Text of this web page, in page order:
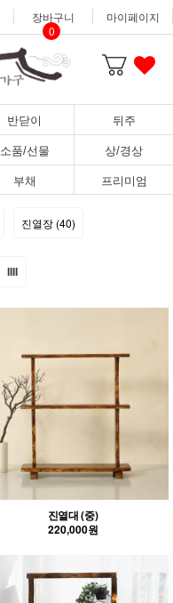
장바구니
0
마이페이지
반닫이 뒤주
소품/선물 상/경상
부채 프리미엄
진열장 (40)
IIII
진열대 (중)
220,000원